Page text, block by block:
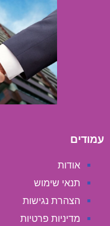
עמודים
אודות
תנאי שימוש
הצהרת נגישות
מדיניות פרטיות